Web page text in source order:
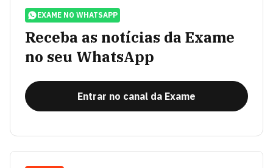
EXAME NO WHATSAPP
Receba as notícias da Exame
no seu WhatsApp
Entrar no canal da Exame